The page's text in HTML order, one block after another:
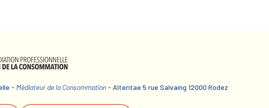
- Médiateur de la Consommation - Alteritae 5 rue Salvaing 12000 Rodez